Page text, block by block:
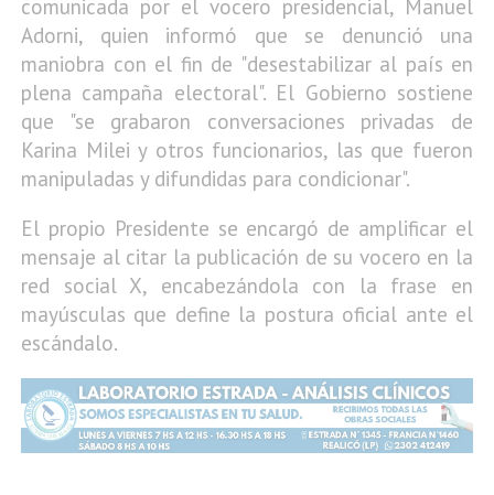
comunicada por el vocero presidencial, Manuel
Adorni, quien informó que se denunció una
maniobra con el fin de "desestabilizar al país en
plena campaña electoral". El Gobierno sostiene
que "se grabaron conversaciones privadas de
Karina Milei y otros funcionarios, las que fueron
manipuladas y difundidas para condicionar".
El propio Presidente se encargó de amplificar el
mensaje al citar la publicación de su vocero en la
red social X, encabezándola con la frase en
mayúsculas que define la postura oficial ante el
escándalo.